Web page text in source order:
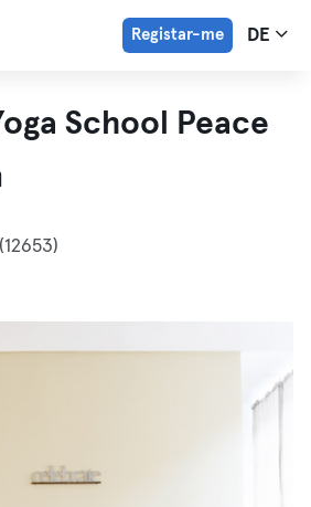
Registar-me DE
School Peace
(12653)